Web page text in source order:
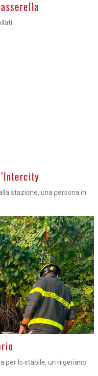
stazione, una persona in
per lo stabile, un nigeriano